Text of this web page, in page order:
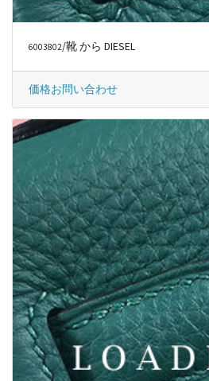
6003802/靴 から DIESEL
価格お問い合わせ